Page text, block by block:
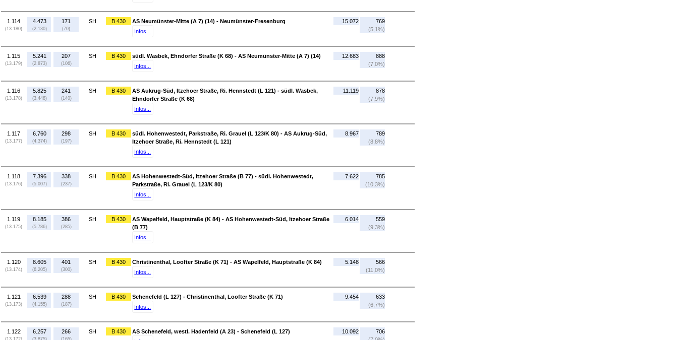
1.114
(13.180)
4.473
(2.130)
171
(70)
SH B 430
AS Neumünster-Mitte (A 7) (14) - Neumünster-Fresenburg
Infos...
15.072
769
(5,1%)
1.115
(13.179)
5.241
(2.873)
207
(106)
SH B 430
südl. Wasbek, Ehndorfer Straße (K 68) - AS Neumünster-Mitte (A 7) (14)
Infos...
12.683
888
(7,0%)
1.116
(13.178)
5.825
(3.448)
241
(140)
SH B 430
AS Aukrug-Süd, Itzehoer Straße, Ri. Hennstedt (L 121) - südl. Wasbek,
Ehndorfer Straße (K 68)
Infos...
11.119
878
(7,9%)
1.117
(13.177)
6.760
(4.374)
298
(197)
SH B 430
südl. Hohenwestedt, Parkstraße, Ri. Grauel (L 123/K 80) - AS Aukrug-Süd,
Itzehoer Straße, Ri. Hennstedt (L 121)
Infos...
8.967
789
(8,8%)
1.118
(13.176)
7.396
(5.007)
338
(237)
SH B 430
AS Hohenwestedt-Süd, Itzehoer Straße (B 77) - südl. Hohenwestedt,
Parkstraße, Ri. Grauel (L 123/K 80)
Infos...
7.622
785
(10,3%)
1.119
(13.175)
8.185
(5.786)
386
(285)
SH B 430
AS Wapelfeld, Hauptstraße (K 84) - AS Hohenwestedt-Süd, Itzehoer Straße
(B 77)
Infos...
6.014
559
(9,3%)
1.120
(13.174)
8.605
(6.205)
401
(300)
SH B 430
Christinenthal, Loofter Straße (K 71) - AS Wapelfeld, Hauptstraße (K 84)
Infos...
5.148
566
(11,0%)
1.121
(13.173)
6.539
(4.155)
288
(187)
SH B 430
Schenefeld (L 127) - Christinenthal, Loofter Straße (K 71)
Infos...
9.454
633
(6,7%)
1.122
(13.172)
6.257
(3.875)
266
(165)
SH B 430
AS Schenefeld, westl. Hadenfeld (A 23) - Schenefeld (L 127)
10.092
706